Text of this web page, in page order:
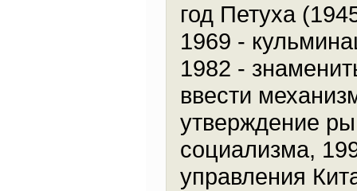
год Петуха
1969 -
1982 -
ввести
утверждение
социализма,
управления